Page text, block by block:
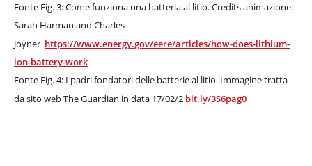
Fonte Fig. 3: Come funziona una batteria al litio. Credits animazione:
Sarah Harman and Charles
Joyner https://www.energy.gov/eere/articles/how-does-lithium-
ion-battery-work
Fonte Fig. 4: I padri fondatori delle batterie al litio. Immagine tratta
da sito web The Guardian in data 17/02/2 bit.ly/3S6pag0